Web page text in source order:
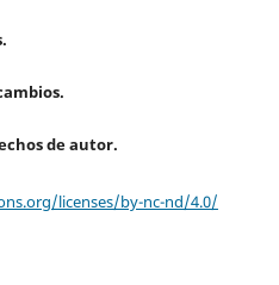
de autor.
licenses/by-nc-nd/4.0/